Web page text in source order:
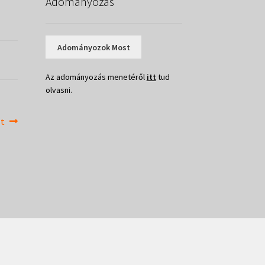
Adományozok Most
Az adományozás menetéről itt tud
olvasni.